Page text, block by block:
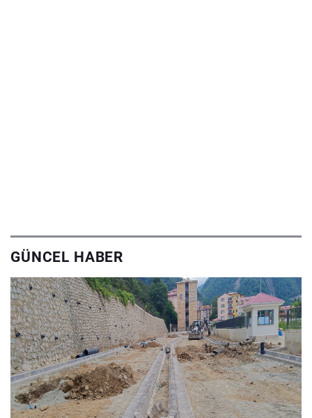
GÜNCEL HABER